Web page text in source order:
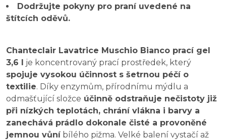
Dodržujte pokyny pro praní uvedené na
štítcích oděvů.
Chanteclair Lavatrice Muschio Bianco prací gel
3,6 l je koncentrovaný prací prostředek, který
spojuje vysokou účinnost s šetrnou péčí o
textilie. Díky enzymům, přírodnímu mýdlu a
odmašťující složce účinně odstraňuje nečistoty již
při nízkých teplotách, chrání vlákna i barvy a
zanechává prádlo dokonale čisté a provoněné
jemnou vůníbílého pižma. Velké balení vystačí až